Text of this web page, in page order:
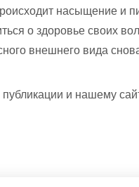
насыщение и
о здоровье своих
внешнего вида
и нашему